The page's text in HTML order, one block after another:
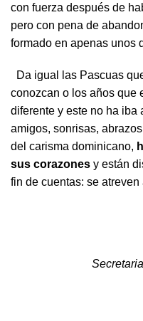
con fuerza después de
pero con pena de
formado en apenas unos
Da igual las Pascuas
conozcan o los años que
diferente y este no ha iba
amigos, sonrisas,
del carisma dominicano,
sus corazones y están
fin de cuentas: se atreven